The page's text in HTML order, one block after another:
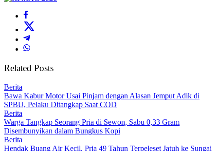
Related Posts
Berita
Bawa Kabur Motor Usai Pinjam dengan Alasan Jemput Adik di
SPBU, Pelaku Ditangkap Saat COD
Berita
Warga Tangkap Seorang Pria di Sewon, Sabu 0,33 Gram
Disembunyikan dalam Bungkus Kopi
Berita
Hendak Buang Air Kecil, Pria 49 Tahun Terpeleset Jatuh ke Sungai